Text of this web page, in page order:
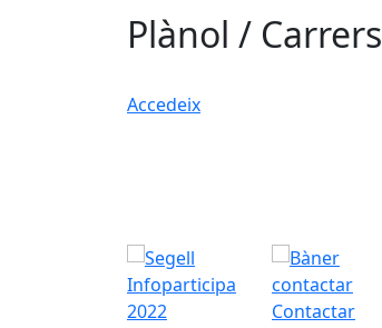
Plànol / Carrers
Accedeix
Contactar